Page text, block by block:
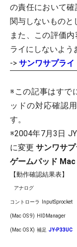
の責任において
関与しないものと
また、この評価
ライにしないよう
-> サンワサプライ
※この記事はすで
ッドの対応確認
す。
※2004年7月3日
に変更 サンワサプ
ゲームパッド
【動作確認結果表】
アナログ
コントローラ InputSprocket
(Mac OS 9) HIDManager
(Mac OS X) 補足 JY-P33UC